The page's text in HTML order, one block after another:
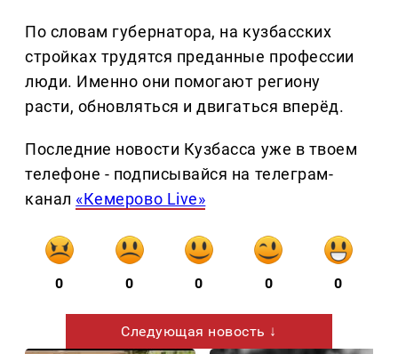
По словам губернатора, на кузбасских
стройках трудятся преданные профессии
люди. Именно они помогают региону
расти, обновляться и двигаться вперёд.
Последние новости Кузбасса уже в твоем
телефоне - подписывайся на телеграм-
канал «Кемерово Live»
0 0 0 0 0
Следующая новость ↓